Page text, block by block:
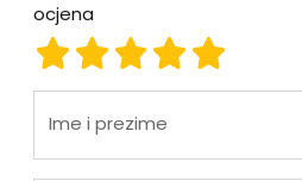
ocjena
ocjena 5
ocjena 4
ocjena 3
ocjena 2
ocjena 1
Ime i prezime